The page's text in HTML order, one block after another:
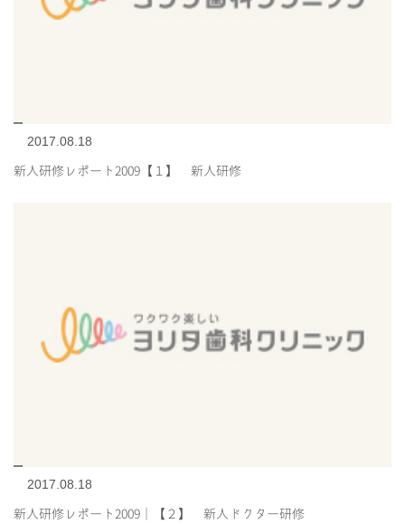
2017.08.18
新人研修レポート2009【１】 新人研修
2017.08.18
新人研修レポート2009｜【２】 新人ドクター研修